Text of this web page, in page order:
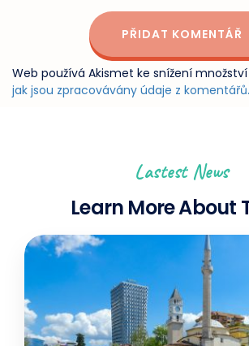
Web používá Akismet ke snížení
jak jsou zpracovávány údaje z komentářů.
Lastest News
Learn More About